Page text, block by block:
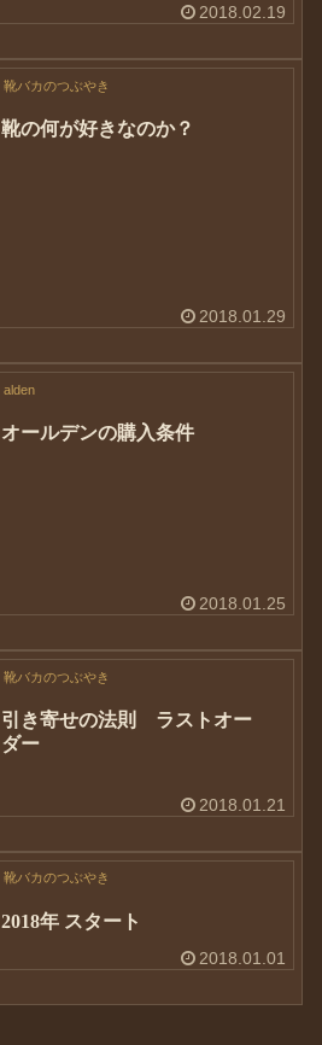
2018.02.19
靴バカのつぶやき
靴の何が好きなのか？
2018.01.29
alden
オールデンの購入条件
2018.01.25
靴バカのつぶやき
引き寄せの法則 ラストオー
ダー
2018.01.21
靴バカのつぶやき
2018年 スタート
2018.01.01